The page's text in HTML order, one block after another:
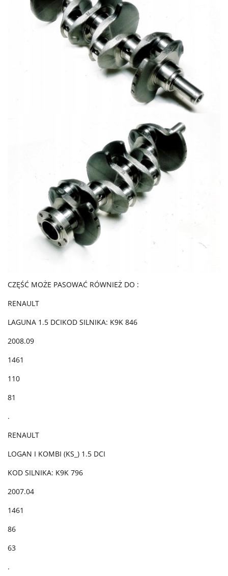
CZĘŚĆ MOŻE PASOWAĆ RÓWNIEŻ DO :
RENAULT
LAGUNA 1.5 DCIKOD SILNIKA: K9K 846
2008.09
1461
110
81
.
RENAULT
LOGAN I KOMBI (KS_) 1.5 DCI
KOD SILNIKA: K9K 796
2007.04
1461
86
63
.